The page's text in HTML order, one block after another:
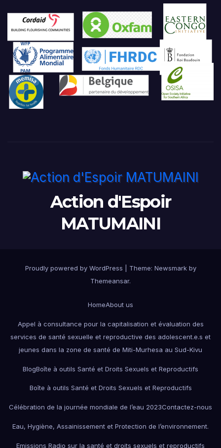
Action d'Espoir
MATUMAINI
Proudly powered by WordPress Theme: Newsmarkby
Themeansar.
HomeAbout us
Appel à consultance pour la capitalisation et évaluation des
services de santé sexuelle et reproductive des adolescent.e.s et
jeunes dans la zone de santé de Miti-Murhesa au Sud-Kivu
BlogBoîte à outils Santé et Droits Sexuels et Reproductifs
Boîte à outils Santé et Droits Sexuels et Reproductifs
Célébration de la journée mondiale de l’eau 2023Contactez-nous
Eau, Hygiène, Assainissement et Protection de l’environnement.
Emissions Radio sur la santé et droits sexuels et reproductifs